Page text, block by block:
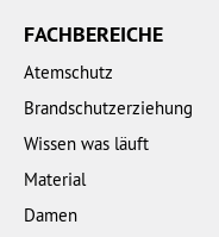
FACHBEREICHE
Atemschutz
Brandschutzerziehung
Wissen was läuft
Material
Damen